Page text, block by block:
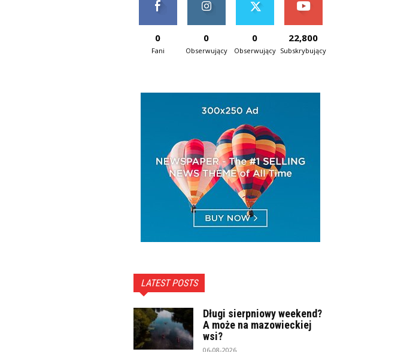
0
Fani
0
Obserwujący
0
Obserwujący
22,800
Subskrybujący
LATEST POSTS
Długi sierpniowy weekend?
A może na mazowieckiej
wsi?
06-08-2026